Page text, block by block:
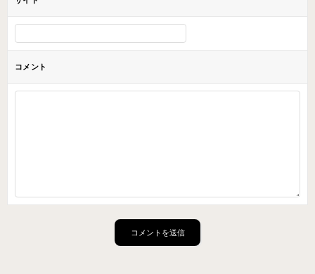
コメント